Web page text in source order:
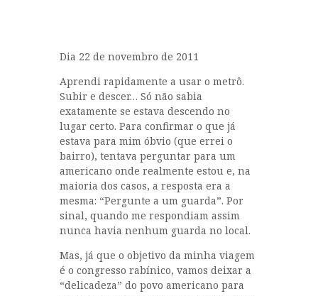
Dia 22 de novembro de 2011
Aprendi rapidamente a usar o metrô.
Subir e descer… Só não sabia
exatamente se estava descendo no
lugar certo. Para confirmar o que já
estava para mim óbvio (que errei o
bairro), tentava perguntar para um
americano onde realmente estou e, na
maioria dos casos, a resposta era a
mesma: “Pergunte a um guarda”. Por
sinal, quando me respondiam assim
nunca havia nenhum guarda no local.
Mas, já que o objetivo da minha viagem
é o congresso rabínico, vamos deixar a
“delicadeza” do povo americano para